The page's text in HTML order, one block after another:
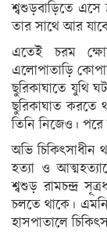
রসনাবিলাস
ফ্যাশন
ইয়োগা
ফিচার
সাহিত্য
ও
সংস্কৃতি
পঞ্জিকা
শ্বশুড়বাড়িতে এসে
তার সাথে আর
এতেই চরম
এলোপাতাড়ি
ছুরিকাঘাতে যুথি
ছুরিকাঘাত
তিনি নিজেও। পরে
অভি চিকিৎসাধীন
হত্যা ও
শ্বশুড় রামচন্দ্র
চলতে থাকে। এমনি
হাসপাতালে